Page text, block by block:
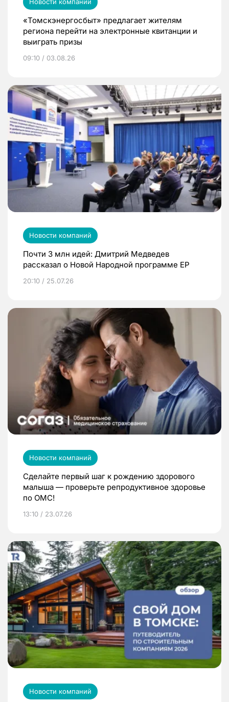
«Томскэнергосбыт» предлагает жителям
региона перейти на электронные квитанции и
выиграть призы
09:10 / 03.08.26
Новости компаний
Почти 3 млн идей: Дмитрий Медведев
рассказал о Новой Народной программе ЕР
20:10 / 25.07.26
Новости компаний
Сделайте первый шаг к рождению здорового
малыша — проверьте репродуктивное здоровье
по ОМС!
13:10 / 23.07.26
Новости компаний